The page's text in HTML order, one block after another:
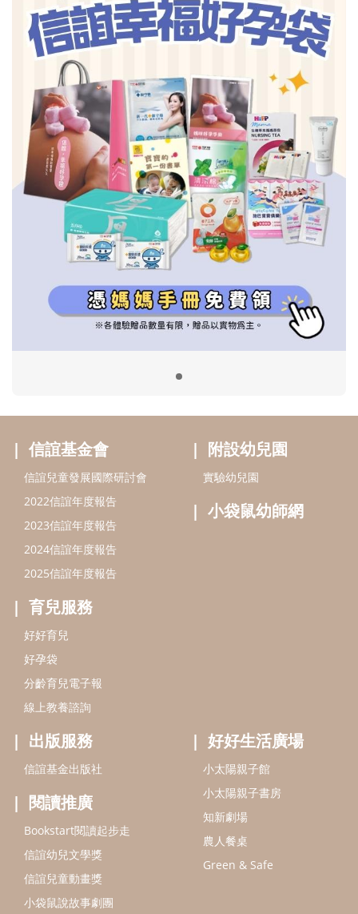
信誼基金會
2022信誼年度報告
2023信誼年度報告
2024信誼年度報告
好孕袋
分齡育兒電子報
線上教養諮詢
附設幼兒園
小袋鼠幼師網
出版服務
信誼基金出版社
閱讀推廣
Bookstart閱讀起步走
信誼幼兒文學獎
信誼兒童動畫獎
小袋鼠說故事劇團
service@hsin-yi.org.tw
信誼好好育兒
小太陽親子書房
(02)2396-5305轉2345 (週一～週五 9:00～18:00)
認識信誼 合作洽談 智慧財產權聲明
本網站建議使用IE9(含以上)或 Google Chrome 版本瀏覽器
信誼基金會/上誼文化實業股份有限公司 版權所有 ©